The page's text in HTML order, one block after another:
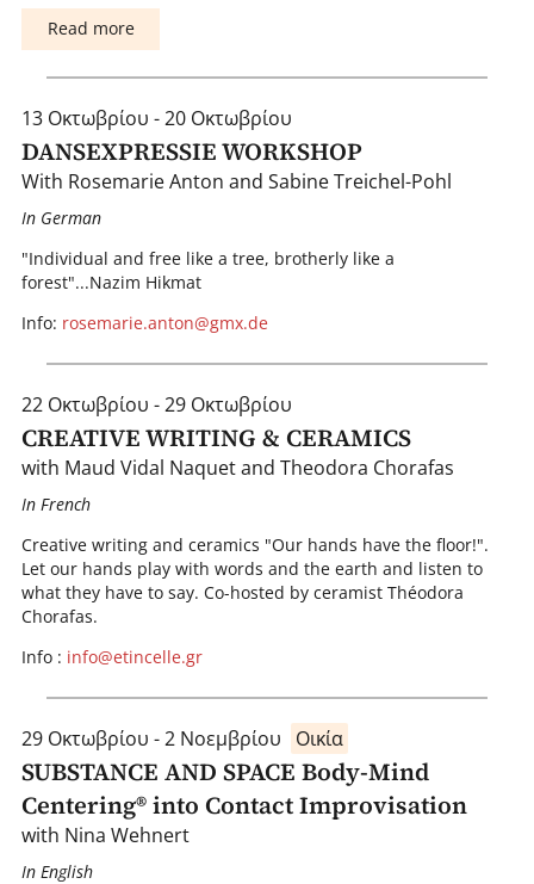
Read more
13 Οκτωβρίου - 20 Οκτωβρίου
DANSEXPRESSIE WORKSHOP
With Rosemarie Anton and Sabine Treichel-Pohl
In German
"Individual and free like a tree, brotherly like a
forest"...Nazim Hikmat
Info: rosemarie.anton@gmx.de
22 Οκτωβρίου - 29 Οκτωβρίου
CREATIVE WRITING & CERAMICS
with Maud Vidal Naquet and Theodora Chorafas
In French
Creative writing and ceramics "Our hands have the floor!".
Let our hands play with words and the earth and listen to
what they have to say. Co-hosted by ceramist Théodora
Chorafas.
I nfo : info@etincelle.gr
29 Οκτωβρίου - 2 Νοεμβρίου Οικία
SUBSTANCE AND SPACE Body-Mind
Centering® into Contact Improvisation
with Nina Wehnert
In English